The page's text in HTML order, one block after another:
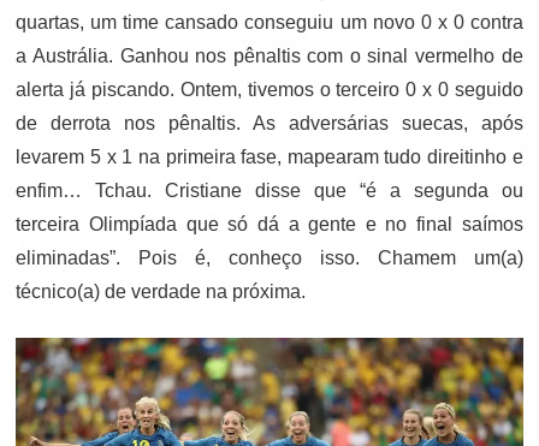
quartas, um time cansado conseguiu um novo 0 x 0 contra
a Austrália. Ganhou nos pênaltis com o sinal vermelho de
alerta já piscando. Ontem, tivemos o terceiro 0 x 0 seguido
de derrota nos pênaltis. As adversárias suecas, após
levarem 5 x 1 na primeira fase, mapearam tudo direitinho e
enfim… Tchau. Cristiane disse que “é a segunda ou
terceira Olimpíada que só dá a gente e no final saímos
eliminadas”. Pois é, conheço isso. Chamem um(a)
técnico(a) de verdade na próxima.